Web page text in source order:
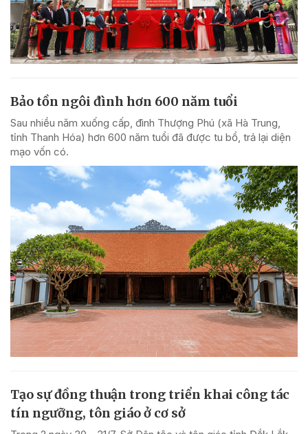
Bảo tồn ngôi đình hơn 600 năm tuổi
Sau nhiều năm xuống cấp, đình Thượng Phú (xã Hà Trung,
tỉnh Thanh Hóa) hơn 600 năm tuổi đã được tu bổ, trả lại diện
mạo vốn có.
Tạo sự đồng thuận trong triển khai công tác
tín ngưỡng, tôn giáo ở cơ sở